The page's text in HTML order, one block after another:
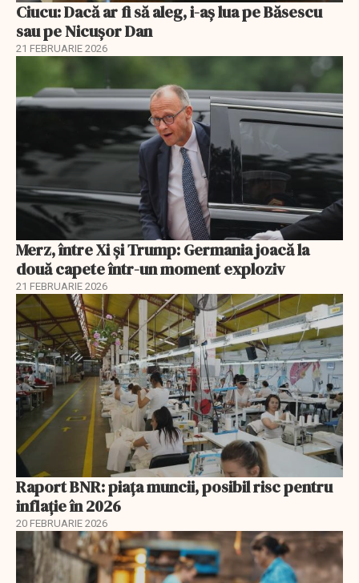
Ciucu: Dacă ar fi să aleg, i-aș lua pe Băsescu
sau pe Nicușor Dan
21 FEBRUARIE 2026
Merz, între Xi și Trump: Germania joacă la
două capete într-un moment exploziv
21 FEBRUARIE 2026
Raport BNR: piața muncii, posibil risc pentru
inflație în 2026
20 FEBRUARIE 2026